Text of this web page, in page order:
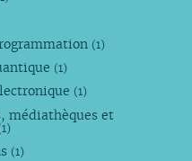
(1)
(1)
(1)
médiathèques et
(1)